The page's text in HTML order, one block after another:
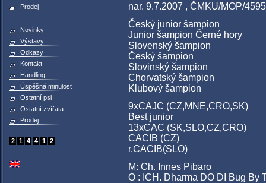
Prodej
Novinky
Výstavy
Odkazy
Kontakt
Handling
Úspěšná minulost
Ostatní psi
Ostatní zvířata
Prodej
2 1 4 4 1 2
nar. 9.7.2007 , ČMKU/MOP/4595
Český junior šampion
Junior šampion Černé hory
Slovenský šampion
Český šampion
Slovinský šampion
Chorvatský šampion
Klubový šampion
9xCAJC (CZ,MNE,CRO,SK)
Best junior
13xCAC (SK,SLO,CZ,CRO)
CACIB (CZ)
r.CACIB(SLO)
M: Ch. Innes Pibaro
O : ICH. Dharma DO DI Bug By